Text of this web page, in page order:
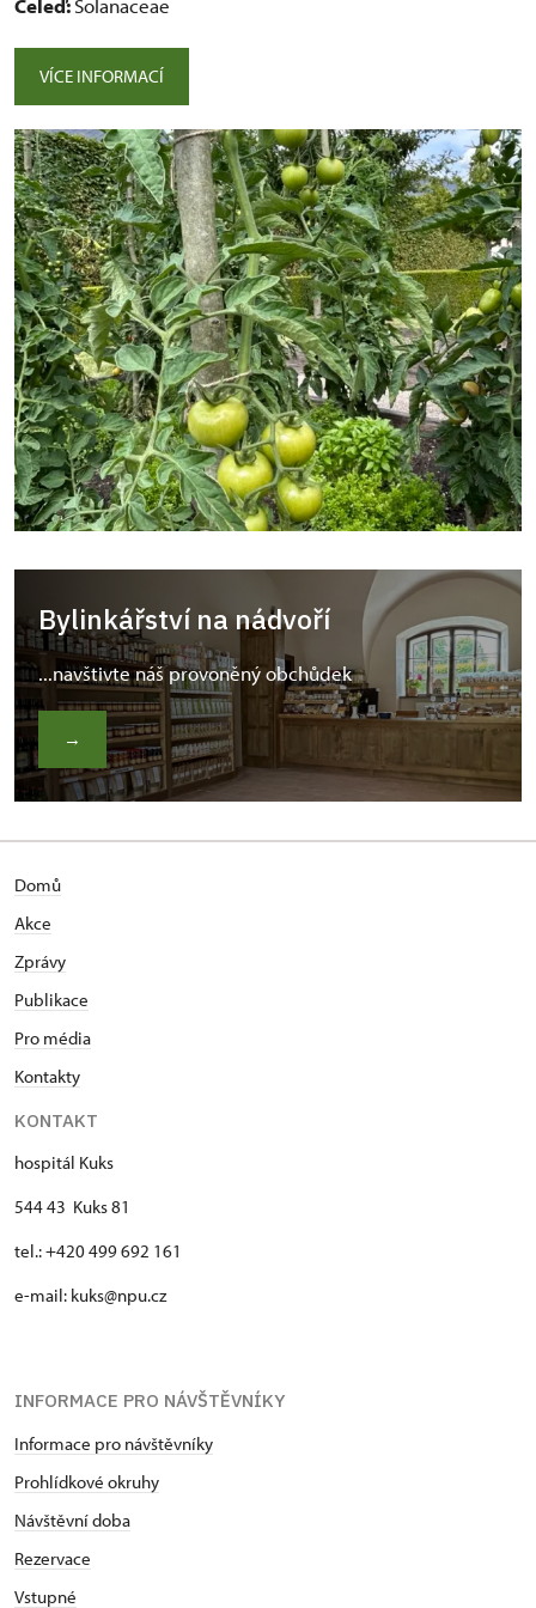
Čeleď:Solanaceae
VÍCE INFORMACÍ
Bylinkářství na nádvoří
...navštivte náš provoněný obchůdek
→
Domů
Akce
Zprávy
Publikace
Pro média
Kontakty
KONTAKT
hospitál Kuks
544 43 Kuks 81
tel.: +420 499 692 161
e-mail: kuks@npu.cz
INFORMACE PRO NÁVŠTĚVNÍKY
Informace pro návštěvníky
Prohlídkové okruhy
Návštěvní doba
Rezervace
Vstupné